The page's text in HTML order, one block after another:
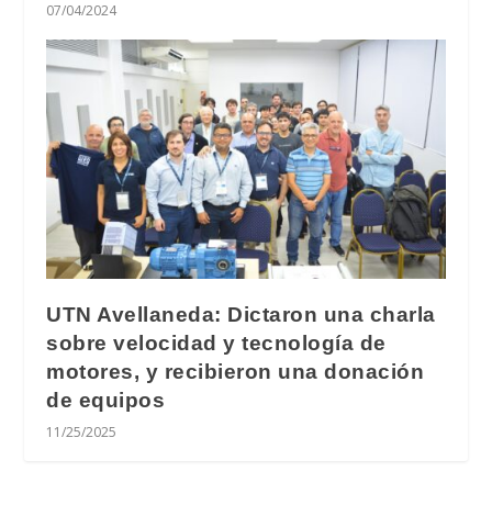
07/04/2024
UTN Avellaneda: Dictaron una charla
sobre velocidad y tecnología de
motores, y recibieron una donación
de equipos
11/25/2025